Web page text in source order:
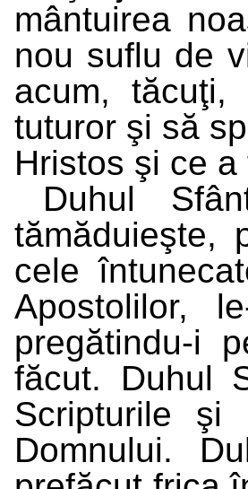
mântuirea
nou suflu de
acum,
tuturor şi să
Hristos şi ce
Duhul
tămăduieşte,
cele
Apostolilor,
pregătindu-i
făcut. Duhul
Scripturile
Domnului.